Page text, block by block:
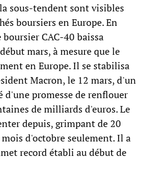
sous-tendent sont visibles
boursiers en Europe. En
CAC-40 baissa
mars, à mesure que le
en Europe. Il se stabilisa
Macron, le 12 mars, d'un
d'une promesse de renflouer
de milliards d'euros. Le
depuis, grimpant de 20
d'octobre seulement. Il a
record établi au début de